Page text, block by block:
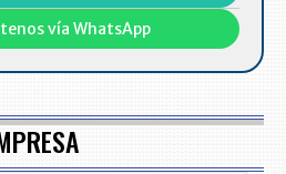
vía WhatsApp